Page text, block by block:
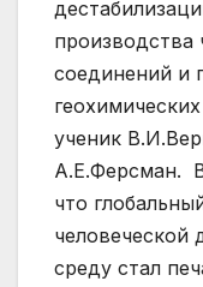
соединений и
ученик
А.Е.Ферсман. В
что
человеческой
среду стал